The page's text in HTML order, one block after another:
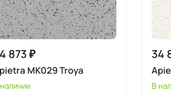
Продукция производится на
соответствуют высочайшим
873 ₽
MK029 Troya
34
В